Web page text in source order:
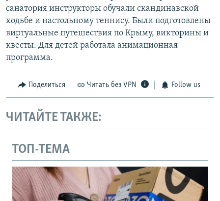
санатория инструкторы обучали скандинавской
ходьбе и настольному теннису. Были подготовлены
виртуальные путешествия по Крыму, викторины и
квесты. Для детей работала анимационная
программа.
Поделиться Читать без VPN Follow us
ЧИТАЙТЕ ТАКЖЕ:
ТОП-ТЕМА